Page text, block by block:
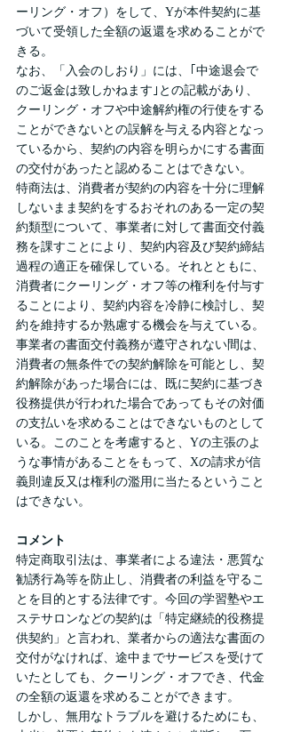
ーリング・オフ）をして、Yが本件契約に基
づいて受領した全額の返還を求めることがで
きる。
なお、「入会のしおり」には、｢中途退会で
のご返金は致しかねます｣との記載があり、
クーリング・オフや中途解約権の行使をする
ことができないとの誤解を与える内容となっ
ているから、契約の内容を明らかにする書面
の交付があったと認めることはできない。
特商法は、消費者が契約の内容を十分に理解
しないまま契約をするおそれのある一定の契
約類型について、事業者に対して書面交付義
務を課すことにより、契約内容及び契約締結
過程の適正を確保している。それとともに、
消費者にクーリング・オフ等の権利を付与す
ることにより、契約内容を冷静に検討し、契
約を維持するか熟慮する機会を与えている。
事業者の書面交付義務が遵守されない間は、
消費者の無条件での契約解除を可能とし、契
約解除があった場合には、既に契約に基づき
役務提供が行われた場合であってもその対価
の支払いを求めることはできないものとして
いる。このことを考慮すると、Yの主張のよ
うな事情があることをもって、Xの請求が信
義則違反又は権利の濫用に当たるということ
はできない。
コメント
特定商取引法は、事業者による違法・悪質な
勧誘行為等を防止し、消費者の利益を守るこ
とを目的とする法律です。今回の学習塾やエ
ステサロンなどの契約は「特定継続的役務提
供契約」と言われ、業者からの適法な書面の
交付がなければ、途中までサービスを受けて
いたとしても、クーリング・オフでき、代金
の全額の返還を求めることができます。
しかし、無用なトラブルを避けるためにも、